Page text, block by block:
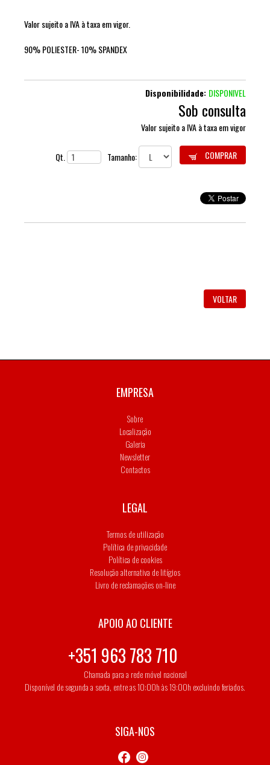
Valor sujeito a IVA à taxa em vigor.
90% POLIESTER- 10% SPANDEX
Disponibilidade: DISPONIVEL
Sob consulta
Valor sujeito a IVA à taxa em vigor
Qt. Tamanho: COMPRAR
VOLTAR
EMPRESA
Sobre
Localização
Galeria
Newsletter
Contactos
LEGAL
Termos de utilização
Política de privacidade
Política de cookies
Resolução alternativa de litígios
Livro de reclamações on-line
APOIO AO CLIENTE
+351 963 783 710
Chamada para a rede móvel nacional
Disponível de segunda a sexta, entre as 10:00h às 19:00h excluindo feriados.
SIGA-NOS